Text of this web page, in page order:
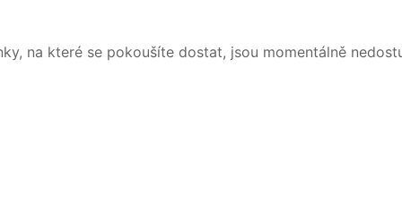
na které se pokoušíte dostat, jsou momentálně